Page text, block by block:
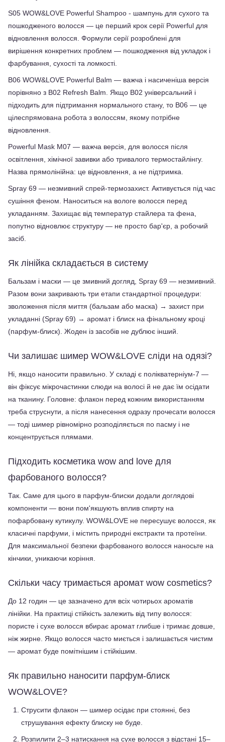
S05 WOW&LOVE Powerful Shampoo - шампунь для сухого та
пошкодженого волосся — це перший крок серії Powerful для
відновлення волосся. Формули серії розроблені для
вирішення конкретних проблем — пошкодження від укладок і
фарбування, сухості та ломкості.
B06 WOW&LOVE Powerful Balm — важча і насиченіша версія
порівняно з B02 Refresh Balm. Якщо B02 універсальний і
підходить для підтримання нормального стану, то B06 — це
цілеспрямована робота з волоссям, якому потрібне
відновлення.
Powerful Mask M07 — важча версія, для волосся після
освітлення, хімічної завивки або тривалого термостайлінгу.
Назва прямолінійна: це відновлення, а не підтримка.
Spray 69 — незмивний спрей-термозахист. Активується під час
сушіння феном. Наноситься на вологе волосся перед
укладанням. Захищає від температур стайлера та фена,
попутно відновлює структуру — не просто бар'єр, а робочий
засіб.
Як лінійка складається в систему
Бальзам і маски — це змивний догляд, Spray 69 — незмивний.
Разом вони закривають три етапи стандартної процедури:
зволоження після миття (бальзам або маска) → захист при
укладанні (Spray 69) → аромат і блиск на фінальному кроці
(парфум-блиск). Жоден із засобів не дублює інший.
Чи залишає шимер WOW&LOVE сліди на одязі?
Ні, якщо наносити правильно. У складі є полікватерніум-7 —
він фіксує мікрочастинки слюди на волосі й не дає їм осідати
на тканину. Головне: флакон перед кожним використанням
треба струснути, а після нанесення одразу прочесати волосся
— тоді шимер рівномірно розподіляється по пасму і не
концентрується плямами.
Підходить косметика wow and love для
фарбованого волосся?
Так. Саме для цього в парфум-блиски додали доглядові
компоненти — вони пом'якшують вплив спирту на
пофарбовану кутикулу. WOW&LOVE не пересушує волосся, як
класичні парфуми, і містить природні екстракти та протеїни.
Для максимальної безпеки фарбованого волосся наносьте на
кінчики, уникаючи коріння.
Скільки часу тримається аромат wow cosmetics?
До 12 годин — це зазначено для всіх чотирьох ароматів
лінійки. На практиці стійкість залежить від типу волосся:
пористе і сухе волосся вбирає аромат глибше і тримає довше,
ніж жирне. Якщо волосся часто миється і залишається чистим
— аромат буде помітнішим і стійкішим.
Як правильно наносити парфум-блиск
WOW&LOVE?
Струсити флакон — шимер осідає при стоянні, без
струшування ефекту блиску не буде.
Розпилити 2–3 натискання на сухе волосся з відстані 15–